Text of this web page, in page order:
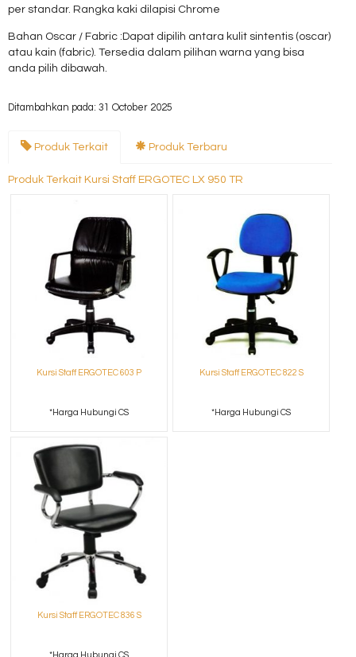
per standar. Rangka kaki dilapisi Chrome
Bahan Oscar / Fabric :Dapat dipilih antara kulit sintentis (oscar)
atau kain (fabric). Tersedia dalam pilihan warna yang bisa
anda pilih dibawah.
Ditambahkan pada: 31 October 2025
Produk Terkait Produk Terbaru
Produk Terkait Kursi Staff ERGOTEC LX 950 TR
Kursi Staff ERGOTEC 603 P
*Harga Hubungi CS
Kursi Staff ERGOTEC 822 S
*Harga Hubungi CS
Kursi Staff ERGOTEC 836 S
*Harga Hubungi CS